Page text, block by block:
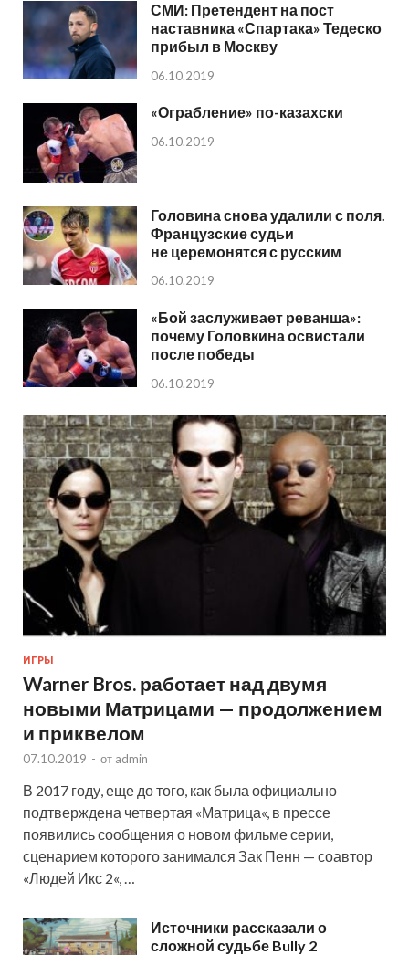
СМИ: Претендент на пост
наставника «Спартака» Тедеско
прибыл в Москву
06.10.2019
«Ограбление» по-казахски
06.10.2019
Головина снова удалили с поля.
Французские судьи
не церемонятся с русским
06.10.2019
«Бой заслуживает реванша»:
почему Головкина освистали
после победы
06.10.2019
ИГРЫ
Warner Bros. работает над двумя
новыми Матрицами — продолжением
и приквелом
07.10.2019 - от admin
В 2017 году, еще до того, как была официально
подтверждена четвертая «Матрица«, в прессе
появились сообщения о новом фильме серии,
сценарием которого занимался Зак Пенн — соавтор
«Людей Икс 2«, …
Источники рассказали о
сложной судьбе Bully 2